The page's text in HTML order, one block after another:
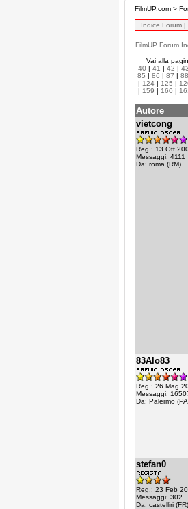
FilmUP.com >
Indice Forum |
FilmUP Forum
Vai alla
40 | 41 | 42 | 43
85 | 86 | 87 | 88
| 124 | 125 |
| 159 | 160 |
Autore
vietcong
Reg.: 13 Ott
Messaggi: 4111
Da: roma (RM)
83Alo83
Reg.: 26 Mag
Messaggi:
Da: Palermo
stefan0
Reg.: 23 Feb
Messaggi: 302
Da: castelliri (FR)